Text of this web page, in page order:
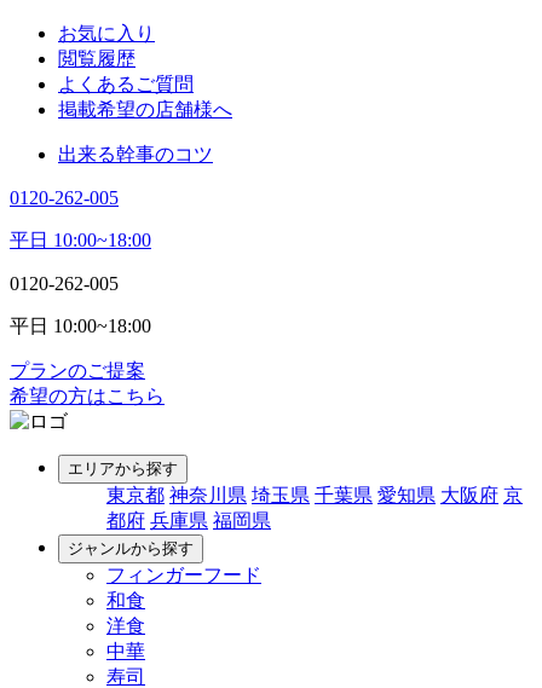
お気に入り
閲覧履歴
よくあるご質問
掲載希望の店舗様へ
出来る幹事のコツ
0120-262-005
平日 10:00~18:00
0120-262-005
平日 10:00~18:00
プランのご提案
希望の方はこちら
エリアから探す
東京都 神奈川県 埼玉県 千葉県 愛知県 大阪府 京
都府 兵庫県 福岡県
ジャンルから探す
フィンガーフード
和食
洋食
中華
寿司